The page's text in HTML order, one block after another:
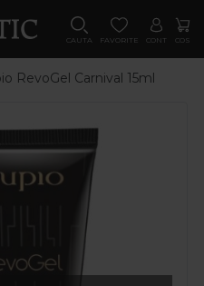
CAUTA FAVORITE CONT COS
RevoGel Carnival 15ml